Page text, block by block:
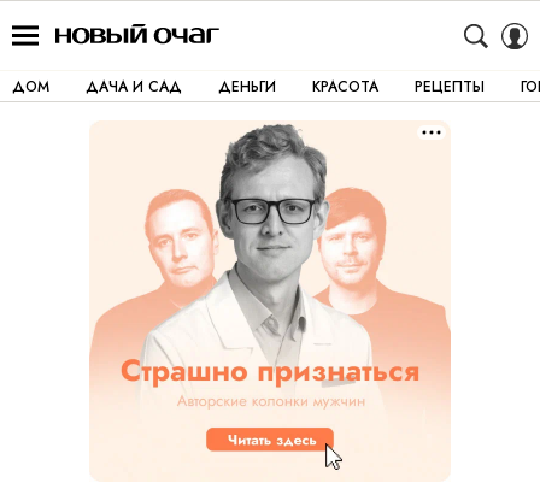
ДОМ ДАЧА И САД ДЕНЬГИ КРАСОТА РЕЦЕПТЫ